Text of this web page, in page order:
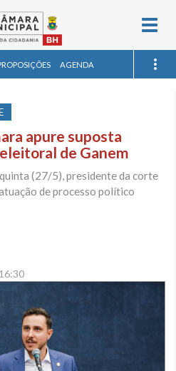
AGENDA
apure suposta
de Ganem
(27/5), presidente da corte
de processo político